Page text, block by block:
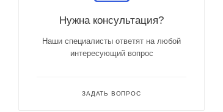
Нужна консультация?
Наши специалисты ответят на любой
интересующий вопрос
ЗАДАТЬ ВОПРОС